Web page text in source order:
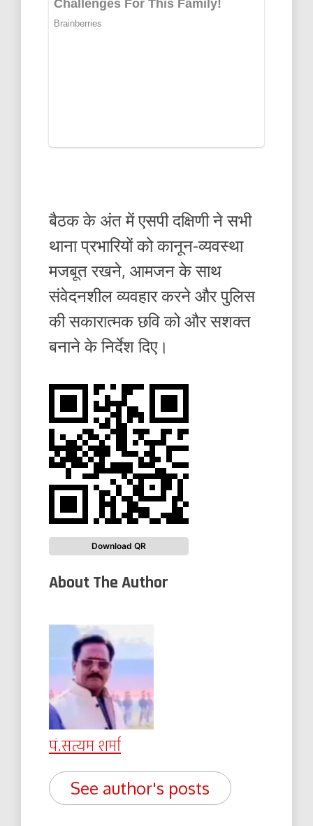
बैठक के अंत में एसपी दक्षिणी ने सभी
थाना प्रभारियों को कानून-व्यवस्था
मजबूत रखने, आमजन के साथ
संवेदनशील व्यवहार करने और पुलिस
की सकारात्मक छवि को और सशक्त
बनाने के निर्देश दिए।
Download QR
About The Author
पं.सत्यम शर्मा
See author's posts